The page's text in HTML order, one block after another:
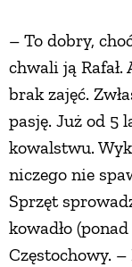
– To dobry,
chwali ją
brak zajęć.
pasję. Już od 5
kowalstwu.
niczego nie
Sprzęt
kowadło
Częstochowy.